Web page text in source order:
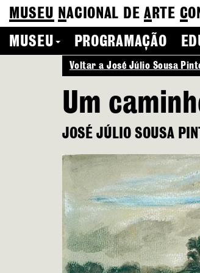
MUSEU NACIONAL DEA RTE C
MUSEU
PROGRAMAÇÃO
Voltar a José Júlio Sousa
Um
JOSÉ JÚLIO SOUSA